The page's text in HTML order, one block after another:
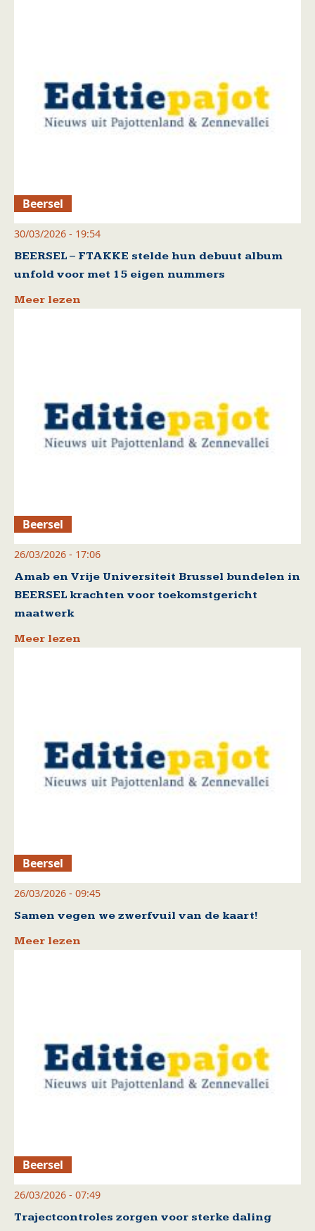
Beersel
30/03/2026 - 19:54
BEERSEL – FTAKKE stelde hun debuut album
unfold voor met 15 eigen nummers
Meer lezen
Beersel
26/03/2026 - 17:06
Amab en Vrije Universiteit Brussel bundelen in
BEERSEL krachten voor toekomstgericht
maatwerk
Meer lezen
Beersel
26/03/2026 - 09:45
Samen vegen we zwerfvuil van de kaart!
Meer lezen
Beersel
26/03/2026 - 07:49
Trajectcontroles zorgen voor sterke daling